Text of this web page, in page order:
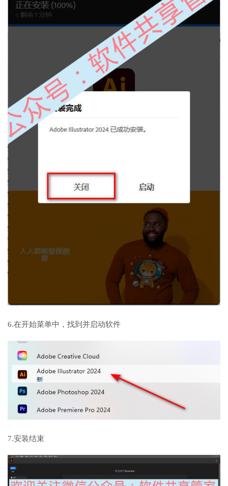
6.在开始菜单中，找到并启动软件
7.安装结束